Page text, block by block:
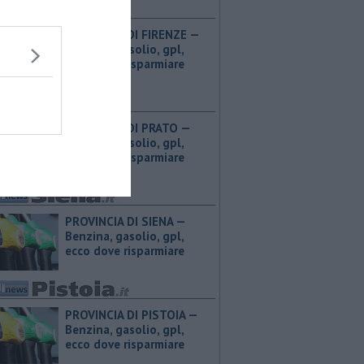
PROVINCIA DI FIRENZE — ​
Benzina, gasolio, gpl,
ecco dove risparmiare
PROVINCIA DI PRATO — ​
Benzina, gasolio, gpl,
ecco dove risparmiare
PROVINCIA DI SIENA — ​
Benzina, gasolio, gpl,
ecco dove risparmiare
PROVINCIA DI PISTOIA — ​
Benzina, gasolio, gpl,
ecco dove risparmiare